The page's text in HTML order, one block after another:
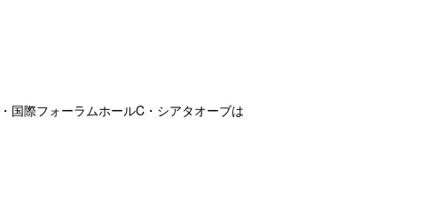
国際フォーラムホールC・シアタオーブは